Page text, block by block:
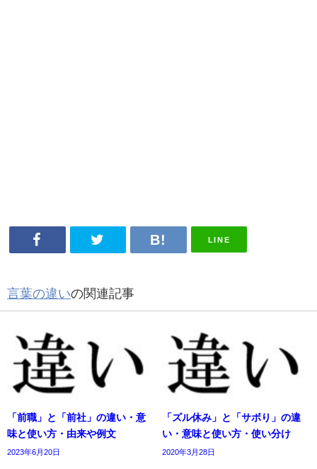
LINE
言葉の違いの関連記事
「前職」と「前社」の違い・意
味と使い方・由来や例文
2023年6月20日
「ズル休み」と「サボり」の違
い・意味と使い方・使い分け
2020年3月28日